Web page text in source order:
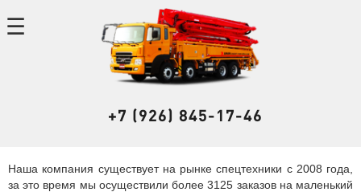
+7 (926) 845-17-46
Наша компания существует на рынке спецтехники с 2008 года,
за это время мы осуществили более 3125 заказов на маленький